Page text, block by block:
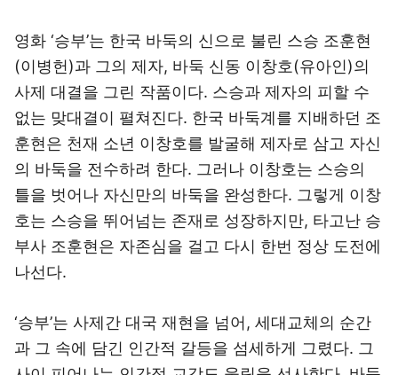
영화 ‘승부’는 한국 바둑의 신으로 불린 스승 조훈현
(이병헌)과 그의 제자, 바둑 신동 이창호(유아인)의
사제 대결을 그린 작품이다. 스승과 제자의 피할 수
없는 맞대결이 펼쳐진다. 한국 바둑계를 지배하던 조
훈현은 천재 소년 이창호를 발굴해 제자로 삼고 자신
의 바둑을 전수하려 한다. 그러나 이창호는 스승의
틀을 벗어나 자신만의 바둑을 완성한다. 그렇게 이창
호는 스승을 뛰어넘는 존재로 성장하지만, 타고난 승
부사 조훈현은 자존심을 걸고 다시 한번 정상 도전에
나선다.
‘승부’는 사제간 대국 재현을 넘어, 세대교체의 순간
과 그 속에 담긴 인간적 갈등을 섬세하게 그렸다. 그